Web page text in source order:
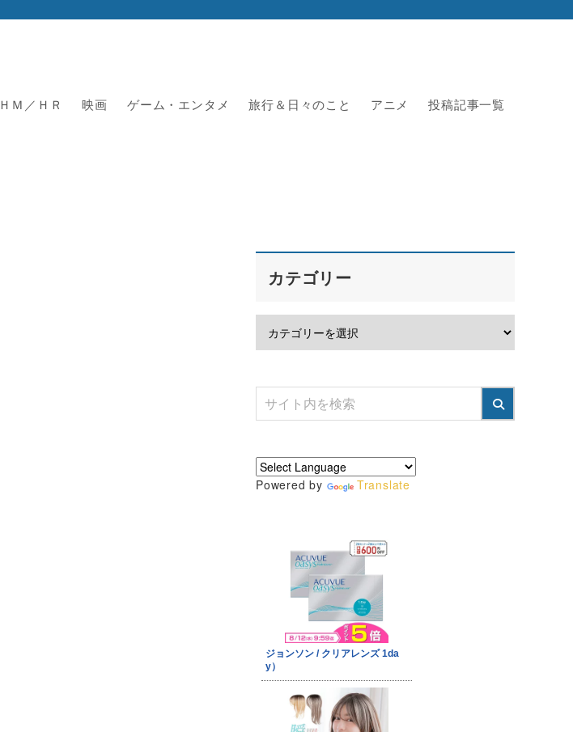
ＨＭ／ＨＲ 映画 ゲーム・エンタメ 旅行＆日々のこと アニメ 投稿記事一覧
カテゴリー
Powered by Translate